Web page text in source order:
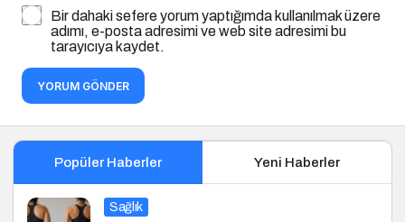
Bir dahaki sefere yorum yaptığımda kullanılmak üzere
adımı, e-posta adresimi ve web site adresimi bu
tarayıcıya kaydet.
YORUM GÖNDER
Popüler Haberler Yeni Haberler
Sağlık